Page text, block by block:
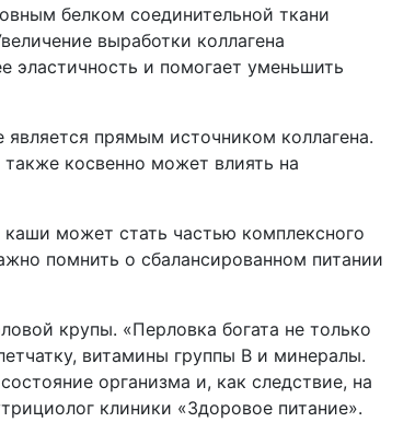
белком соединительной ткани
выработки коллагена
эластичность и помогает уменьшить
прямым источником коллагена.
косвенно может влиять на
каши может стать частью комплексного
помнить о сбалансированном питании
крупы. «Перловка богата не только
витамины группы В и минералы.
организма и, как следствие, на
клиники «Здоровое питание».